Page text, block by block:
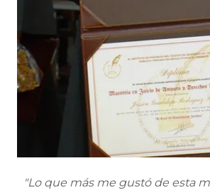
"Lo que más me gustó de esta